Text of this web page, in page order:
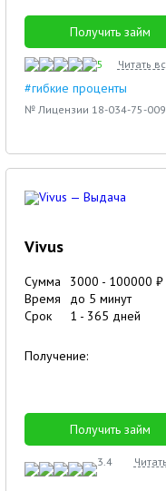
Получить займ
5 Читать
#гибкие проценты
№ Лицензии 18-034-75-
Vivus
Сумма 3000 - 100000 ₽
Время
до 5 минут
Срок
1 - 365 дней
Получение:
Получить займ
3.4